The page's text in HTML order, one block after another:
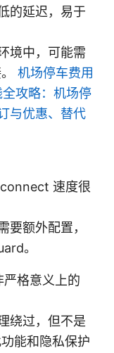
的延迟，易于
境中，可能需
机场停车费用
攻略：机场停
与优惠、替代
速度很
要额外配置，
。
格意义上的
绕过，但不是
能和隐私保护